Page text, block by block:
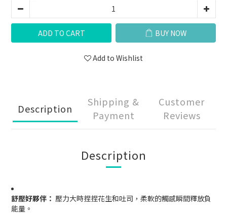
ADD TO CART BUY NOW
Add to Wishlist
Description
Shipping &
Payment
Customer
Reviews
Description
舒壓好夥伴： 壓力大時捏捏花生和吐司，柔軟的觸感瞬間釋放負
能量。